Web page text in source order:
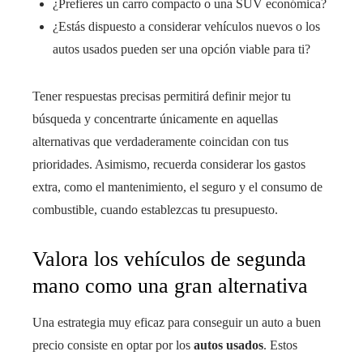
¿Prefieres un carro compacto o una SUV económica?
¿Estás dispuesto a considerar vehículos nuevos o los
autos usados pueden ser una opción viable para ti?
Tener respuestas precisas permitirá definir mejor tu
búsqueda y concentrarte únicamente en aquellas
alternativas que verdaderamente coincidan con tus
prioridades. Asimismo, recuerda considerar los gastos
extra, como el mantenimiento, el seguro y el consumo de
combustible, cuando establezcas tu presupuesto.
Valora los vehículos de segunda
mano como una gran alternativa
Una estrategia muy eficaz para conseguir un auto a buen
precio consiste en optar por los autos usados. Estos